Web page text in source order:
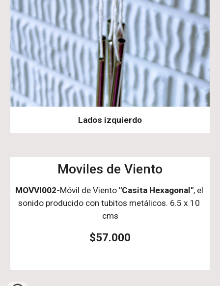
Lados izquierdo
Moviles de Viento
MOVVI002-Móvil de Viento "Casita Hexagonal", el
sonido producido con tubitos metálicos. 6.5 x 10
cms
$57.000